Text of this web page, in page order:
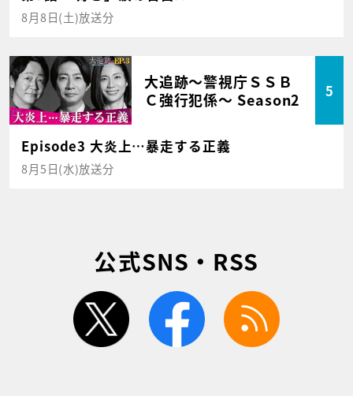
8月8日(土)放送分
大追跡～警視庁ＳＳＢ
Ｃ強行犯係～ Season2
5
Episode3 大炎上…暴走する正義
8月5日(水)放送分
公式SNS・RSS
twitter facebook